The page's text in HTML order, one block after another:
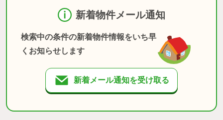
新着物件メール通知
検索中の条件の新着物件情報をいち早
くお知らせします
新着メール通知を受け取る